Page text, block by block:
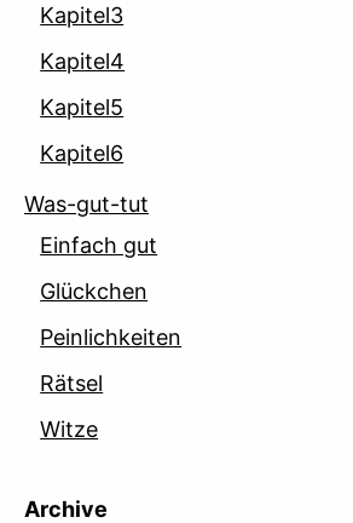
Kapitel3
Kapitel4
Kapitel5
Kapitel6
Was-gut-tut
Einfach gut
Glückchen
Peinlichkeiten
Rätsel
Witze
Archive